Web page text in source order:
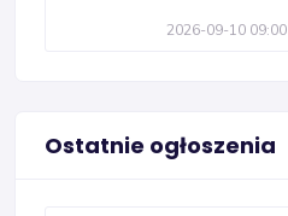
2026-09-10 09:00
Ostatnie ogłoszenia